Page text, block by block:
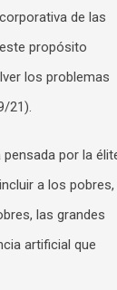
de las
propósito
los problemas
21).
por la
a los pobres,
las grandes
artificial que